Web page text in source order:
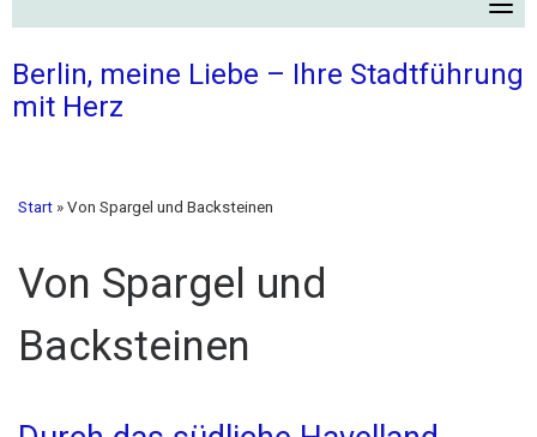
Berlin, meine Liebe – Ihre Stadtführung
mit Herz
Start » Von Spargel und Backsteinen
Von Spargel und
Backsteinen